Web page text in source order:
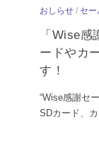
おしらせ / セー
「Wise
ードやカ
す！
“Wise感謝セ
SDカード、